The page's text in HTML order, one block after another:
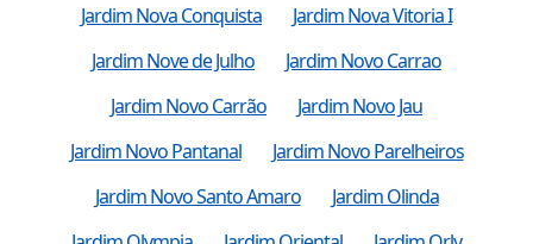
Jardim Nova Conquista
Jardim Nova Vitoria I
Jardim Nove de Julho
Jardim Novo Carrao
Jardim Novo Carrão
Jardim Novo Jau
Jardim Novo Pantanal
Jardim Novo Parelheiros
Jardim Novo Santo Amaro
Jardim Olinda